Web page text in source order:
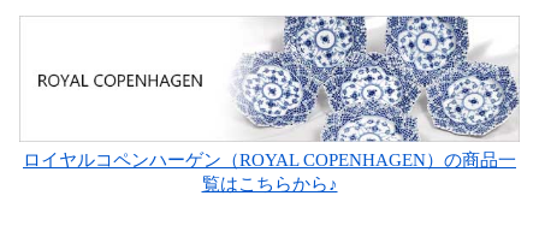
ロイヤルコペンハーゲン（ROYAL COPENHAGEN）の商品一
覧はこちらから♪